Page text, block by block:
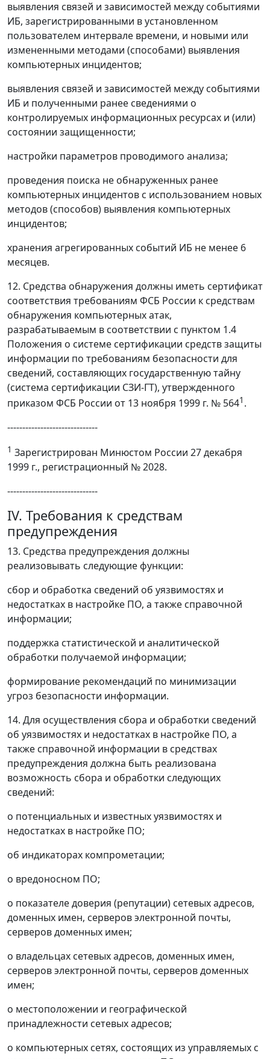
выявления связей и зависимостей между событиями
ИБ, зарегистрированными в установленном
пользователем интервале времени, и новыми или
измененными методами (способами) выявления
компьютерных инцидентов;
выявления связей и зависимостей между событиями
ИБ и полученными ранее сведениями о
контролируемых информационных ресурсах и (или)
состоянии защищенности;
настройки параметров проводимого анализа;
проведения поиска не обнаруженных ранее
компьютерных инцидентов с использованием новых
методов (способов) выявления компьютерных
инцидентов;
хранения агрегированных событий ИБ не менее 6
месяцев.
12. Средства обнаружения должны иметь сертификат
соответствия требованиям ФСБ России к средствам
обнаружения компьютерных атак,
разрабатываемым в соответствии с пунктом 1.4
Положения о системе сертификации средств защиты
информации по требованиям безопасности для
сведений, составляющих государственную тайну
(система сертификации СЗИ-ГТ), утвержденного
приказом ФСБ России от 13 ноября 1999 г. № 5641 .
------------------------------
1 Зарегистрирован Минюстом России 27 декабря
1999 г., регистрационный № 2028.
------------------------------
IV. Требования к средствам
предупреждения
13. Средства предупреждения должны
реализовывать следующие функции:
сбор и обработка сведений об уязвимостях и
недостатках в настройке ПО, а также справочной
информации;
поддержка статистической и аналитической
обработки получаемой информации;
формирование рекомендаций по минимизации
угроз безопасности информации.
14. Для осуществления сбора и обработки сведений
об уязвимостях и недостатках в настройке ПО, а
также справочной информации в средствах
предупреждения должна быть реализована
возможность сбора и обработки следующих
сведений:
о потенциальных и известных уязвимостях и
недостатках в настройке ПО;
об индикаторах компрометации;
о вредоносном ПО;
о показателе доверия (репутации) сетевых адресов,
доменных имен, серверов электронной почты,
серверов доменных имен;
о владельцах сетевых адресов, доменных имен,
серверов электронной почты, серверов доменных
имен;
о местоположении и географической
принадлежности сетевых адресов;
о компьютерных сетях, состоящих из управляемых с